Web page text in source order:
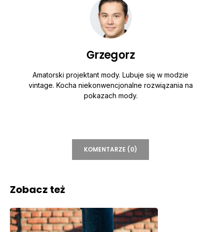
Grzegorz
Amatorski projektant mody. Lubuje się w modzie
vintage. Kocha niekonwencjonalne rozwiązania na
pokazach mody.
KOMENTARZE (0)
Zobacz też